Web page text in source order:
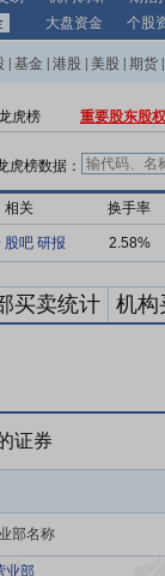
大盘资金 个股
基金 港股 美股 期货
虎榜 重要股东股
虎榜数据：
相关 换手率
股吧 研报 2.58%
买卖统计 机构
证券
部名称
业部